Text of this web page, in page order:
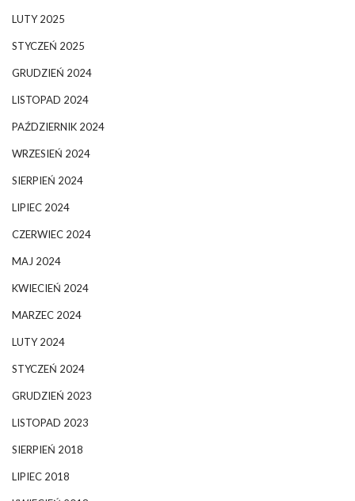
LUTY 2025
STYCZEŃ 2025
GRUDZIEŃ 2024
LISTOPAD 2024
PAŹDZIERNIK 2024
WRZESIEŃ 2024
SIERPIEŃ 2024
LIPIEC 2024
CZERWIEC 2024
MAJ 2024
KWIECIEŃ 2024
MARZEC 2024
LUTY 2024
STYCZEŃ 2024
GRUDZIEŃ 2023
LISTOPAD 2023
SIERPIEŃ 2018
LIPIEC 2018